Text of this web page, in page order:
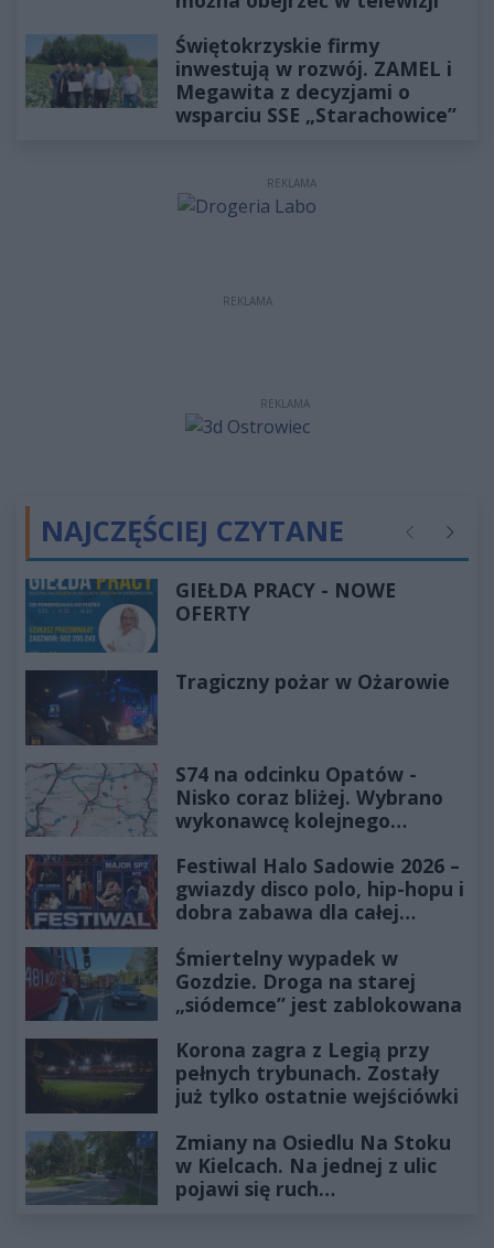
Świętokrzyskie firmy
inwestują w rozwój. ZAMEL i
Megawita z decyzjami o
wsparciu SSE „Starachowice”
REKLAMA
REKLAMA
REKLAMA
NAJCZĘŚCIEJ CZYTANE Poprzednie
GIEŁDA PRACY - NOWE
OFERTY
Tragiczny pożar w Ożarowie
S74 na odcinku Opatów -
Nisko coraz bliżej. Wybrano
wykonawcę kolejnego
Festiwal Halo Sadowie 2026 –
gwiazdy disco polo, hip-hopu i
dobra zabawa dla całej
Śmiertelny wypadek w
Gozdzie. Droga na starej
„siódemce” jest zablokowana
Korona zagra z Legią przy
pełnych trybunach. Zostały
już tylko ostatnie wejściówki
Zmiany na Osiedlu Na Stoku
w Kielcach. Na jednej z ulic
pojawi się ruch